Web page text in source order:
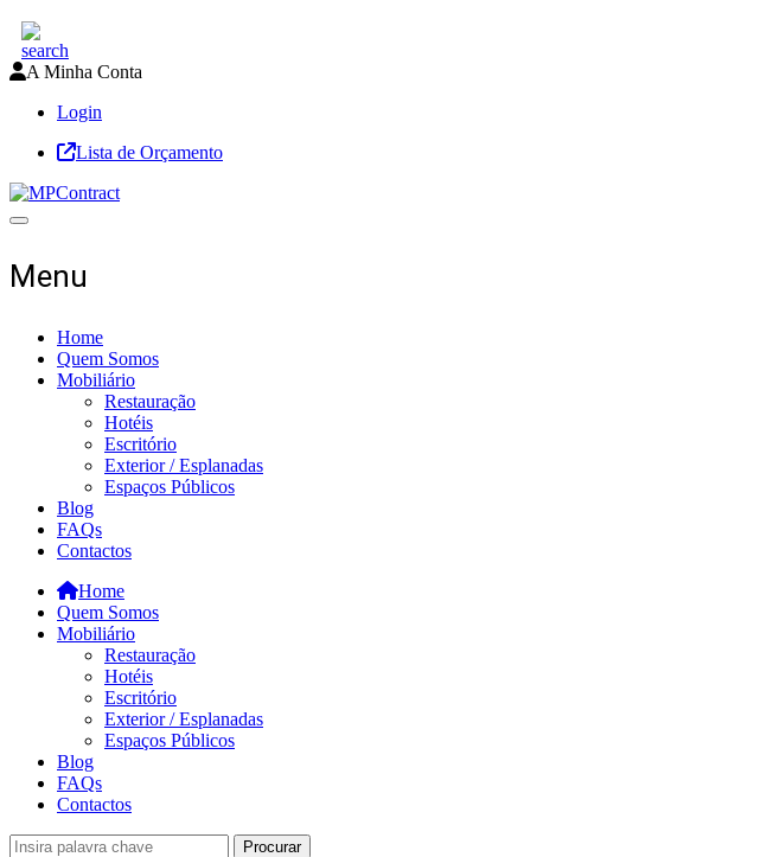
A Minha Conta
Login
Lista de Orçamento
Toggle navigation
Menu
Home
Quem Somos
Mobiliário
Restauração
Hotéis
Escritório
Exterior / Esplanadas
Espaços Públicos
Blog
FAQs
Contactos
Home
Quem Somos
Mobiliário
Restauração
Hotéis
Escritório
Exterior / Esplanadas
Espaços Públicos
Blog
FAQs
Contactos
Procurar